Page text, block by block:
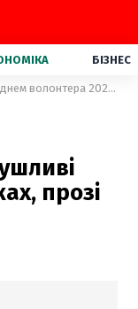
БІЗНЕС
З Міжнародним днем волонтера 2025: зворушливі привітання у картинках, прозі й віршах
прозі